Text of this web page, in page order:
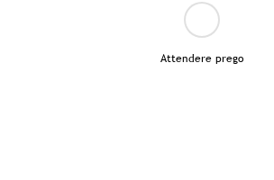
Attendere prego